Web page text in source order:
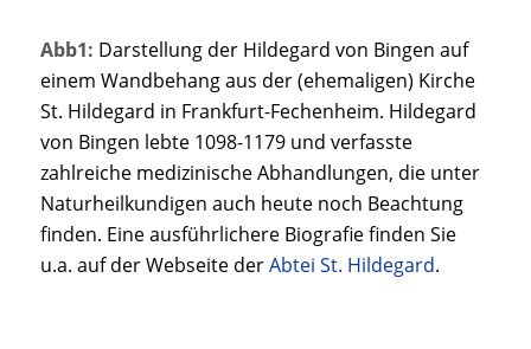
Abb1: Darstellung der Hildegard von Bingen auf
einem Wandbehang aus der (ehemaligen) Kirche
St. Hildegard in Frankfurt-Fechenheim. Hildegard
von Bingen lebte 1098-1179 und verfasste
zahlreiche medizinische Abhandlungen, die unter
Naturheilkundigen auch heute noch Beachtung
finden. Eine ausführlichere Biografie finden Sie
u.a. auf der Webseite derAbtei St. Hildegard.